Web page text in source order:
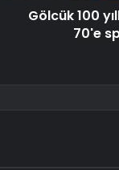
Gölcük 100
70'e